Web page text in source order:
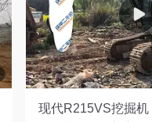
现代R215VS挖掘机